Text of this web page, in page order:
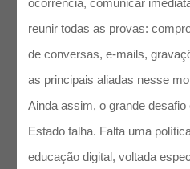
ocorrência, comunicar
reunir todas as provas:
de conversas, e-mails,
as principais aliadas nesse
Ainda assim, o grande
Estado falha. Falta uma
educação digital, voltada